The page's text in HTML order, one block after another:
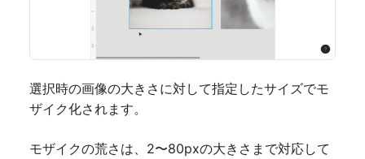
選択時の画像の大きさに対して指定したサイズでモ
ザイク化されます。
モザイクの荒さは、2〜80pxの大きさまで対応して